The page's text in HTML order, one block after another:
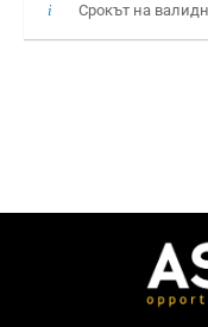
Срокът на